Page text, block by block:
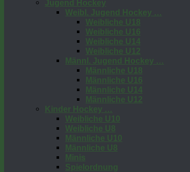
Jugend Hockey
Weibl. Jugend Hockey …
Weibliche U18
Weibliche U16
Weibliche U14
Weibliche U12
Männl. Jugend Hockey …
Männliche U18
Männliche U16
Männliche U14
Männliche U12
Kinder Hockey …
Weibliche U10
Weibliche U8
Männliche U10
Männliche U8
Minis
Spielordnung